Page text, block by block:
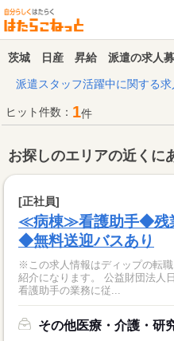
茨城 日産 昇給 派遣の求人
派遣スタッフ活躍中に関する
ヒット件数： 1件
お探しのエリアの近くに
[正社員]
≪病棟≫看護助手◆残
◆無料送迎バスあり
※この求人情報はディップの転
紹介になります。 公益財団法人
看護助手の業務に従...
その他医療・介護・研